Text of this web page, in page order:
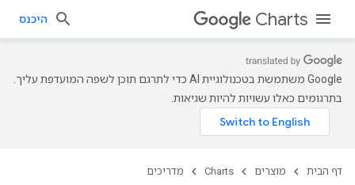
Charts היכנס
‫Google משתמשת בטכנולוגיית AI כדי לתרגם תוכן לשפה המועדפת עליך.
בתרגומים כאלו עשויות להיות שגיאות.
דף הבית מוצרים Charts מדריכים